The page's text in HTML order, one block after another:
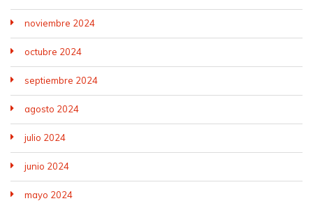
noviembre 2024
octubre 2024
septiembre 2024
agosto 2024
julio 2024
junio 2024
mayo 2024